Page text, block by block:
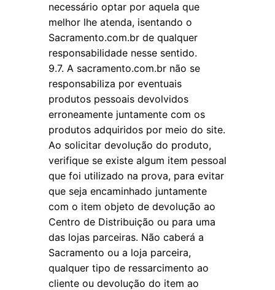
necessário optar por aquela que
melhor lhe atenda, isentando o
Sacramento.com.br de qualquer
responsabilidade nesse sentido.
9.7. A sacramento.com.br não se
responsabiliza por eventuais
produtos pessoais devolvidos
erroneamente juntamente com os
produtos adquiridos por meio do site.
Ao solicitar devolução do produto,
verifique se existe algum item pessoal
que foi utilizado na prova, para evitar
que seja encaminhado juntamente
com o item objeto de devolução ao
Centro de Distribuição ou para uma
das lojas parceiras. Não caberá a
Sacramento ou a loja parceira,
qualquer tipo de ressarcimento ao
cliente ou devolução do item ao